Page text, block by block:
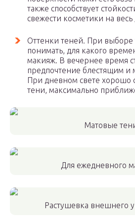
также способствует
свежести косметики на весь
Оттенки теней. При выборе
понимать, для какого
макияж. В вечернее время
предпочтение блестящим
При дневном свете хорошо
тени, максимально
Матовые
Для ежедневного
Растушевка внешнего